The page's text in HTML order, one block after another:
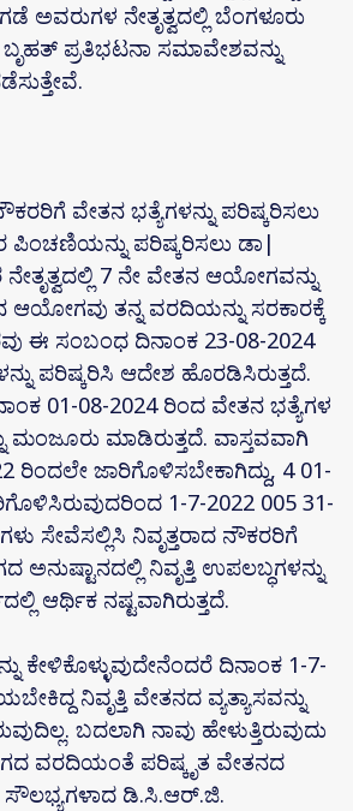
ಅವರುಗಳ ನೇತೃತ್ವದಲ್ಲಿ ಬೆಂಗಳೂರು
ಪ್ರತಿಭಟನಾ ಸಮಾವೇಶವನ್ನು
ವೇತನ ಭತ್ಯೆಗಳನ್ನು ಪರಿಷ್ಕರಿಸಲು
ಪಿಂಚಣಿಯನ್ನು ಪರಿಷ್ಕರಿಸಲು ಡಾ|
7 ನೇ ವೇತನ ಆಯೋಗವನ್ನು
ಆಯೋಗವು ತನ್ನ ವರದಿಯನ್ನು ಸರಕಾರಕ್ಕೆ
ಈ ಸಂಬಂಧ ದಿನಾಂಕ 23-08-2024
ಪರಿಷ್ಕರಿಸಿ ಆದೇಶ ಹೊರಡಿಸಿರುತ್ತದೆ.
01-08-2024 ರಿಂದ ವೇತನ ಭತ್ಯೆಗಳ
ಮಂಜೂರು ಮಾಡಿರುತ್ತದೆ. ವಾಸ್ತವವಾಗಿ
ರಿಂದಲೇ ಜಾರಿಗೊಳಿಸಬೇಕಾಗಿದ್ದು, 4 01-
1-7-2022 005 31-
ಸೇವೆಸಲ್ಲಿಸಿ ನಿವೃತ್ತರಾದ ನೌಕರರಿಗೆ
ನಿವೃತ್ತಿ ಉಪಲಬ್ಧಗಳನ್ನು
ಆರ್ಥಿಕ ನಷ್ಟವಾಗಿರುತ್ತದೆ.
ಕೇಳಿಕೊಳ್ಳುವುದೇನೆಂದರೆ ದಿನಾಂಕ 1-7-
ನಿವೃತ್ತಿ ವೇತನದ ವ್ಯತ್ಯಾಸವನ್ನು
ಬದಲಾಗಿ ನಾವು ಹೇಳುತ್ತಿರುವುದು
ವರದಿಯಂತೆ ಪರಿಷ್ಕೃತ ವೇತನದ
ಸೌಲಭ್ಯಗಳಾದ ಡಿ.ಸಿ.ಆರ್.ಜಿ.